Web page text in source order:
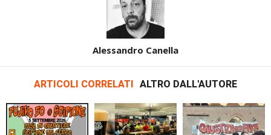
Alessandro Canella
ARTICOLI CORRELATI ALTRO DALL'AUTORE